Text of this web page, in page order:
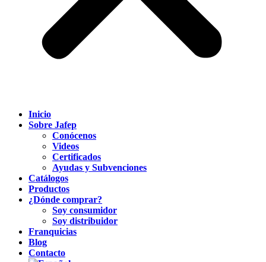
Inicio
Sobre Jafep
Conócenos
Videos
Certificados
Ayudas y Subvenciones
Catálogos
Productos
¿Dónde comprar?
Soy consumidor
Soy distribuidor
Franquicias
Blog
Contacto